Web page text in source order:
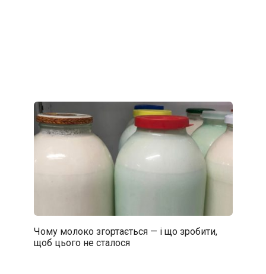
Чому молоко згортається — і що зробити,
щоб цього не сталося